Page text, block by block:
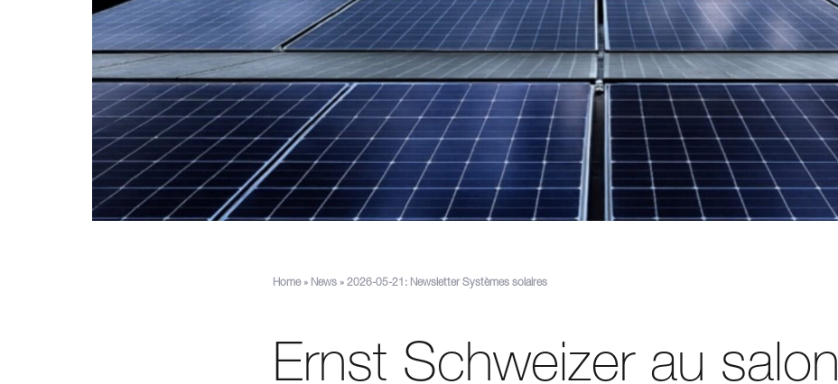
Home» News » 2026-05-21: Newsletter Systèmes solaires
Ernst Schweizer au salon